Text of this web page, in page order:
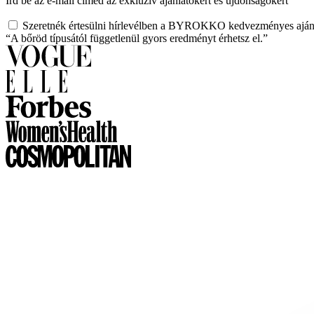
Szeretnék értesülni hírlevélben a BYROKKO kedvezményes
“A bőröd típusától függetlenül gyors eredményt érhetsz el.”